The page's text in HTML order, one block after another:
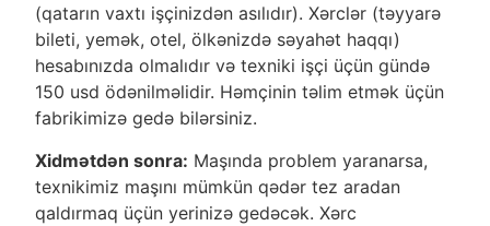
(qatarın vaxtı işçinizdən asılıdır). Xərclər (təyyarə
bileti, yemək, otel, ölkənizdə səyahət haqqı)
hesabınızda olmalıdır və texniki işçi üçün gündə
150 usd ödənilməlidir. Həmçinin təlim etmək üçün
fabrikimizə gedə bilərsiniz.
Xidmətdən sonra: Maşında problem yaranarsa,
texnikimiz maşını mümkün qədər tez aradan
qaldırmaq üçün yerinizə gedəcək. Xərc